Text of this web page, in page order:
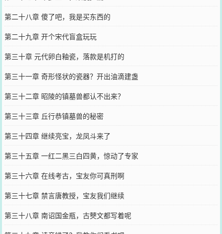
第二十八章 傻了吧，我是买东西的
第二十九章 开个宋代盲盒玩玩
第三十章 元代卵白釉瓷，落款是机打的
第三十一章 奇形怪状的瓷器？开出油滴建盏
第三十二章 昭陵的镇墓兽都认不出来？
第三十三章 丘行恭镇墓兽的秘密
第三十四章 继续亮宝，龙凤斗来了
第三十五章 一红二黑三白四黄，惊动了专家
第三十六章 在线考古，宝友你可真刑啊
第三十七章 禁言唐教授，宝友我们继续
第三十八章 南诏国金瓶，古僰文都写着呢